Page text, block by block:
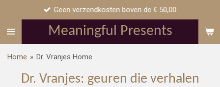
naar
hoofdinhoud
Meaningful Presents
Geen verzendkosten boven de € 50,00.
Home » Dr. Vranjes Home
Dr. Vranjes: geuren die verhalen